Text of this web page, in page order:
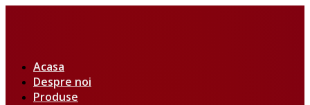
Acasa
Despre noi
Produse